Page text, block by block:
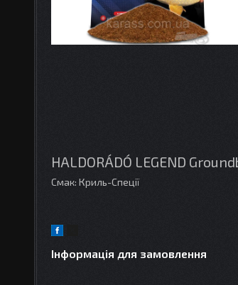
HALDORÁDÓ LEGEND
Смак: Криль-Спеції
Інформація для замовлення